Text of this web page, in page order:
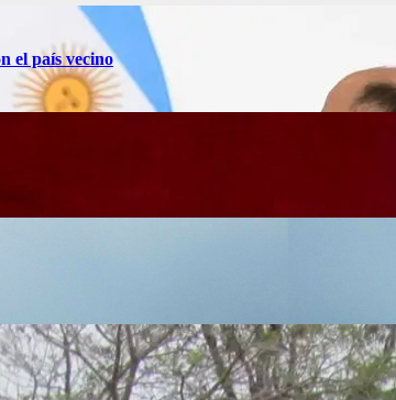
el país vecino